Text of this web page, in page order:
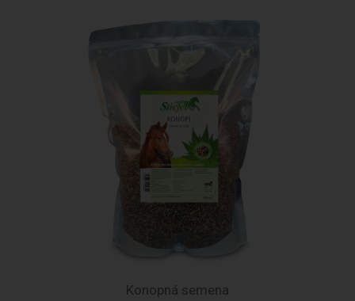
Konopná semena